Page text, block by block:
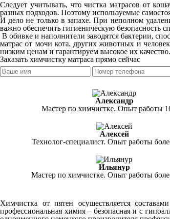
Следует учитывать, что чистка матрасов от
разных подходов. Поэтому используемые
И дело не только в запахе. При неполном
важно обеспечить гигиеническую безопасность
В обивке и наполнители заводятся бактерии,
матрас от мочи кота, других животных и
низким ценам и гарантируем высокое их
Заказать химчистку матраса прямо сейчас
Александр
Мастер по химчистке. Опыт работы
Алексей
Технолог-специалист. Опыт работы
Ильянур
Мастер по химчистке. Опыт работы
Химчистка от пятен осуществляется
профессиональная химия – безопасная и с